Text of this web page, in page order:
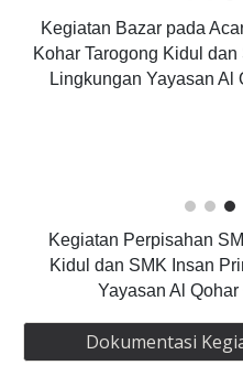
Kegiatan Bazar pada
Kohar Tarogong Kidul
Lingkungan Yayasan Al
Kegiatan Perpisahan
Kidul dan SMK Insan
Yayasan Al Qohar
Dokumentasi